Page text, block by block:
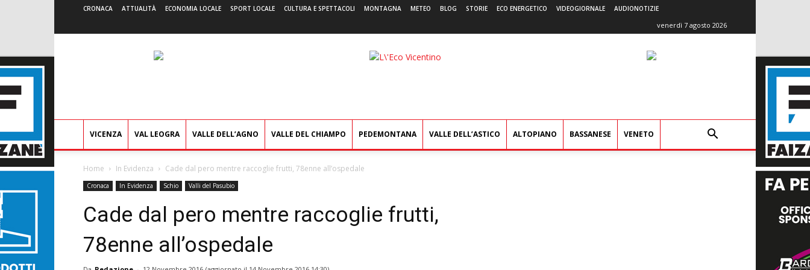
CRONACA ATTUALITÀ ECONOMIA LOCALE SPORT LOCALE CULTURA E SPETTACOLI MONTAGNA METEO BLOG STORIE ECO ENERGETICO VIDEOGIORNALE AUDIONOTIZIE
venerdì 7 agosto 2026
L'Eco
VICENZA VAL LEOGRA VALLE DELL’AGNO VALLE DEL CHIAMPO PEDEMONTANA VALLE DELL’ASTICO ALTOPIANO BASSANESE VENETO
Home In Evidenza Cade dal pero mentre raccoglie frutti, 78enne all’ospedale
Cronaca In Evidenza Schio Valli del Pasubio
Cade dal pero mentre raccoglie frutti,
78enne all’ospedale